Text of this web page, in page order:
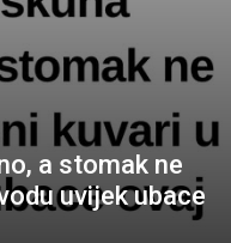
a stomak ne
uvijek ubace